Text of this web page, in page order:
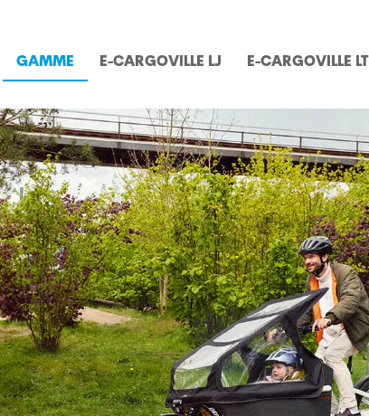
GAMME E-CARGOVILLE LJ E-CARGOVILLE LT